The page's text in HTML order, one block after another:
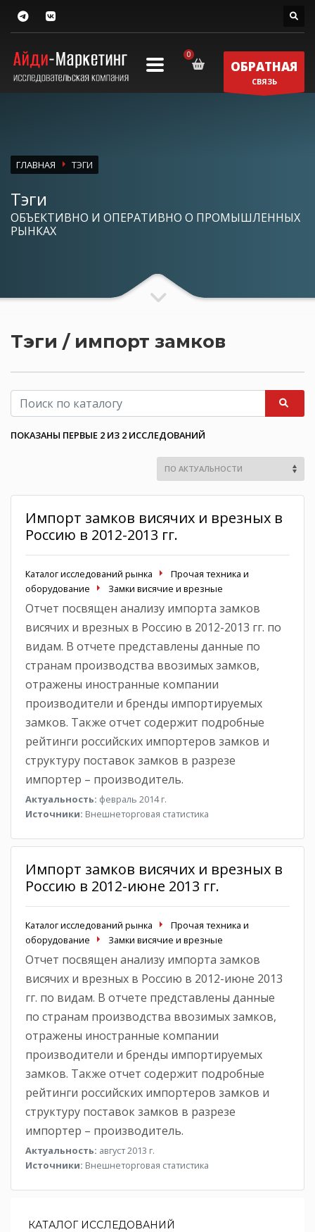
ОБРАТНАЯ
СВЯЗЬ
ГЛАВНАЯ ТЭГИ
Тэги
ОБЪЕКТИВНО И ОПЕРАТИВНО О ПРОМЫШЛЕННЫХ
РЫНКАХ
Тэги / импорт замков
ПОКАЗАНЫ ПЕРВЫЕ 2 ИЗ 2 ИССЛЕДОВАНИЙ
Импорт замков висячих и врезных в
Россию в 2012-2013 гг.
Каталог исследований рынка
Прочая техника и
оборудование
Замки висячие и врезные
Отчет посвящен анализу импорта замков
висячих и врезных в Россию в 2012-2013 гг. по
видам. В отчете представлены данные по
странам производства ввозимых замков,
отражены иностранные компании
производители и бренды импортируемых
замков. Также отчет содержит подробные
рейтинги российских импортеров замков и
структуру поставок замков в разрезе
импортер – производитель.
Актуальность: февраль 2014 г.
Источники: Внешнеторговая статистика
Импорт замков висячих и врезных в
Россию в 2012-июне 2013 гг.
Каталог исследований рынка
Прочая техника и
оборудование
Замки висячие и врезные
Отчет посвящен анализу импорта замков
висячих и врезных в Россию в 2012-июне 2013
гг. по видам. В отчете представлены данные
по странам производства ввозимых замков,
отражены иностранные компании
производители и бренды импортируемых
замков. Также отчет содержит подробные
рейтинги российских импортеров замков и
структуру поставок замков в разрезе
импортер – производитель.
Актуальность: август 2013 г.
Источники: Внешнеторговая статистика
КАТАЛОГ ИССЛЕДОВАНИЙ